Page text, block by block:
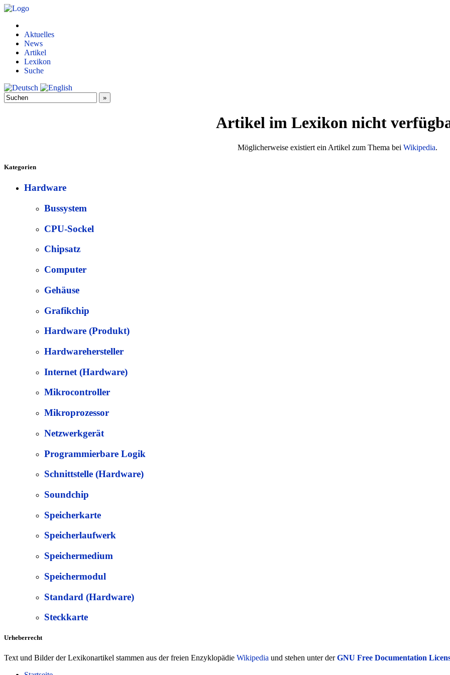
Aktuelles
News
Artikel
Lexikon
Suche
Artikel im Lexikon nicht
Möglicherweise existiert ein Artikel zum Thema bei Wikipedia.
Kategorien
Hardware
Bussystem
CPU-Sockel
Chipsatz
Computer
Gehäuse
Grafikchip
Hardware (Produkt)
Hardwarehersteller
Internet (Hardware)
Mikrocontroller
Mikroprozessor
Netzwerkgerät
Programmierbare Logik
Schnittstelle (Hardware)
Soundchip
Speicherkarte
Speicherlaufwerk
Speichermedium
Speichermodul
Standard (Hardware)
Steckkarte
Urheberrecht
Text und Bilder der Lexikonartikel stammen aus der freien Enzyklopädie Wikipedia und stehen unter derGNU Free Documentation